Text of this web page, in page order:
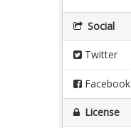
Social
Twitter
Facebook
License